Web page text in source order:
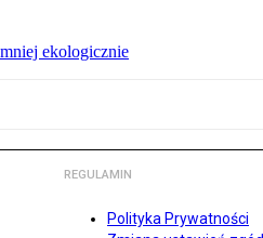
ekologicznie
REGULAMIN
Polityka Prywatności